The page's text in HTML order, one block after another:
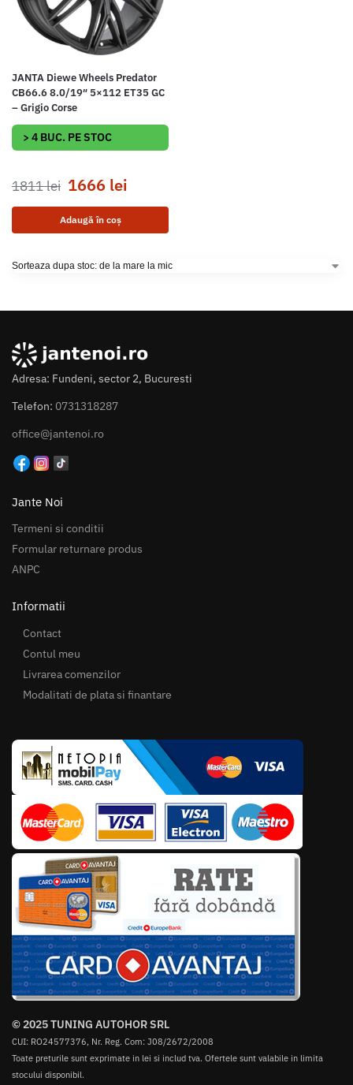
JANTA Diewe Wheels Predator
CB66.6 8.0/19″ 5×112 ET35 GC
– Grigio Corse
> 4 BUC. PE STOC
1811lei 1666 lei
Adaugă în coș
Adresa: Fundeni, sector 2, Bucuresti
Telefon: 0731318287
office@jantenoi.ro
Jante Noi
Termeni si conditii
Formular returnare produs
ANPC
Informatii
Contact
Contul meu
Livrarea comenzilor
Modalitati de plata si finantare
© 2025 TUNING AUTOHOR SRL
CUI: RO24577376, Nr. Reg. Com: J08/2672/2008
Toate preturile sunt exprimate in lei si includ tva. Ofertele sunt valabile in limita
stocului disponibil.